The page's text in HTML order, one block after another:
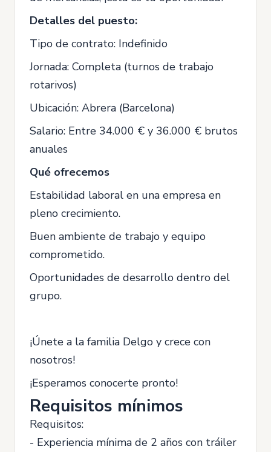
Detalles del puesto:
Tipo de contrato: Indefinido
Jornada: Completa (turnos de trabajo
rotarivos)
Ubicación: Abrera (Barcelona)
Salario: Entre 34.000 € y 36.000 € brutos
anuales
Qué ofrecemos
Estabilidad laboral en una empresa en
pleno crecimiento.
Buen ambiente de trabajo y equipo
comprometido.
Oportunidades de desarrollo dentro del
grupo.
¡Únete a la familia Delgo y crece con
nosotros!
¡Esperamos conocerte pronto!
Requisitos mínimos
Requisitos:
- Experiencia mínima de 2 años con tráiler